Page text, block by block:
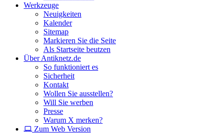
Werkzeuge
Neuigkeiten
Kalender
Sitemap
Markieren Sie die Seite
Als Startseite beutzen
Über Antiknetz.de
So funktioniert es
Sicherheit
Kontakt
Wollen Sie ausstellen?
Will Sie werben
Presse
Warum X merken?
Zum Web Version